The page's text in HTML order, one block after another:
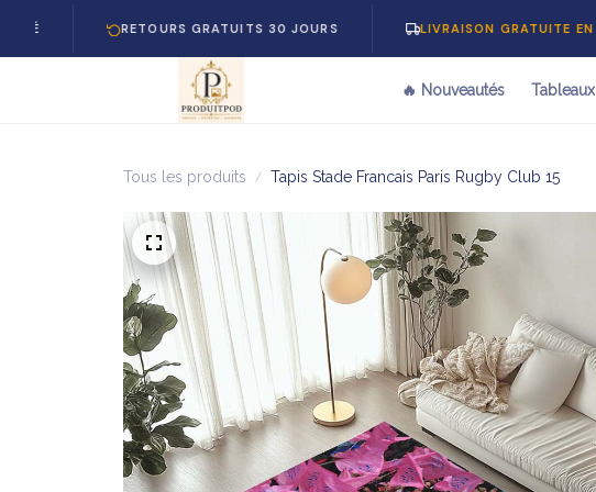
RETOURS GRATUITS 30 JOURS LIVRAISON GRATUITE EN EUROPE
🔥 Nouveautés Tableaux
Tous les produits Tapis Stade Francais Paris Rugby Club 15